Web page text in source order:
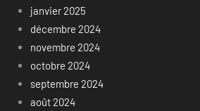
janvier 2025
décembre 2024
novembre 2024
octobre 2024
septembre 2024
août 2024